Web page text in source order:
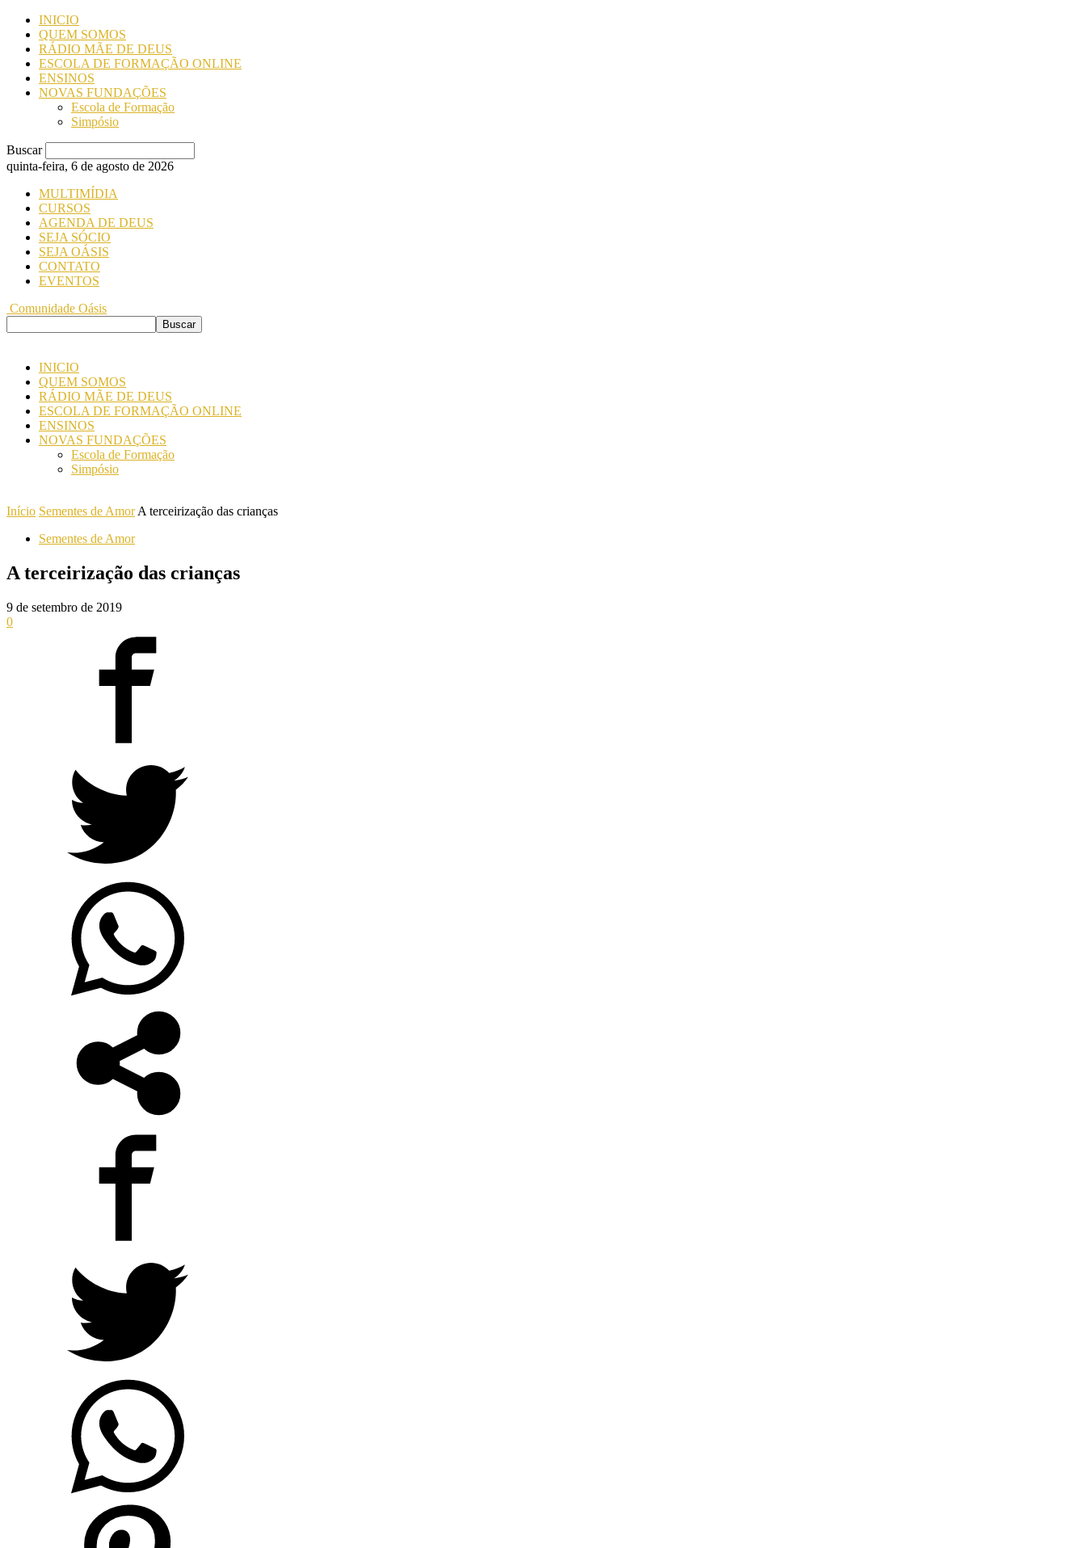
INICIO
QUEM SOMOS
RÁDIO MÃE DE DEUS
ESCOLA DE FORMAÇÃO ONLINE
ENSINOS
NOVAS FUNDAÇÕES
Escola de Formação
Simpósio
Buscar
quinta-feira, 6 de agosto de 2026
MULTIMÍDIA
CURSOS
AGENDA DE DEUS
SEJA SÓCIO
SEJA OÁSIS
CONTATO
EVENTOS
Comunidade Oásis
INICIO
QUEM SOMOS
RÁDIO MÃE DE DEUS
ESCOLA DE FORMAÇÃO ONLINE
ENSINOS
NOVAS FUNDAÇÕES
Escola de Formação
Simpósio
Início Sementes de Amor A terceirização das crianças
Sementes de Amor
A terceirização das crianças
9 de setembro de 2019
0